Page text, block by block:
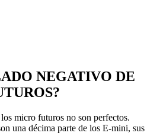
NEGATIVO DE
micro futuros no son perfectos.
una décima parte de los E-mini, sus